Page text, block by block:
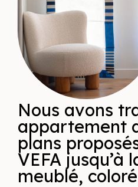
Nous avons
appartement
plans
VEFA jusqu’à
meublé,